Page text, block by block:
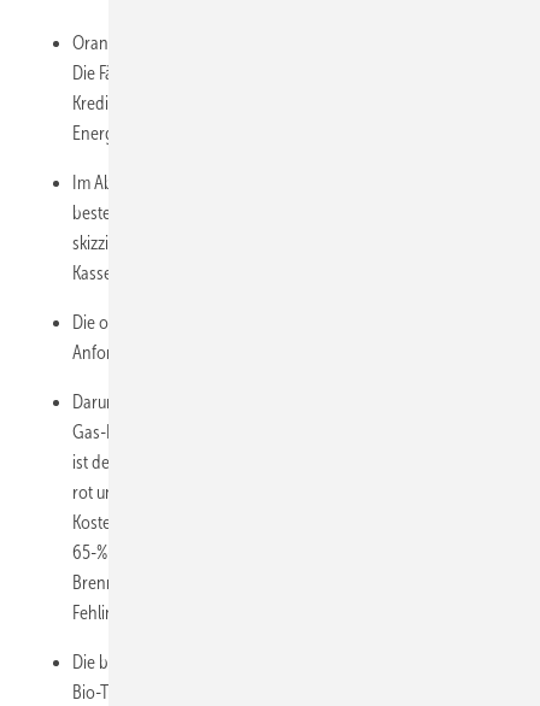
Orange steht für die alte Gas-Heizung im GEG (100 % Erdgas).
Die Fälle mit erneuerter Gas-Heizung springen durch die
Kreditrate um 628 Euro/a nach oben, gleichzeitig sinken die
Energiekosten durch den Effizienzgewinn (20 %).
Im Abstand dazu zeigt die hellbraune Linie, wie eine
bestehende Gas-Heizungen durch die Grüngas-Quote auf dem
skizzierten Hochlaufpfad (für die Klimaziele ist er zu flach) zur
Kasse geben würde.
Die oberste dunkelrote Linie entspricht der 65 %-EE-
Anforderung im GEG.
Darunter erfüllt die grüne Linie nach einem 1:1-Austausch der
Gas-Heizung die Bio-Treppe. Durch den steigenden Bio-Anteil
ist der Abstand nur anfangs nennenswert. Die Fläche zwischen
rot und grün kommt in 17 Jahren auf 1.913 Euro
Kostendifferenz zwischen GEG und GModG. Der Vorteil der
65-%-EE-Regelung ist das sofortige Bewusstmachen der hohen
Brennstoffkosten, das GModG verschleiert sie und kann so
Fehlinvestitionen begünstigen.
Die blaue Linie steht für 1:1-Erneuerungen vor dem GModG-
Bio-Treppen-Stichtag. Sie müssen künftig "nur" die (hier